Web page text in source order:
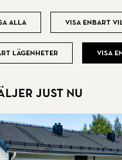
alla Visa enbart
lägenheter Visa
just nu